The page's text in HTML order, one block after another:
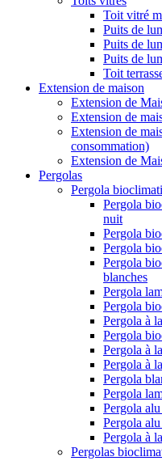
Toit vitré
Puits de
Puits de
Puits de
Toit
Extension de maison
Extension de
Extension de
Extension de
consommation)
Extension de
Pergolas
Pergola
Pergola
nuit
Pergola
Pergola
Pergola
blanches
Pergola
Pergola
Pergola à
Pergola
Pergola à
Pergola à
Pergola
Pergola
Pergola
Pergola
Pergola à
Pergolas